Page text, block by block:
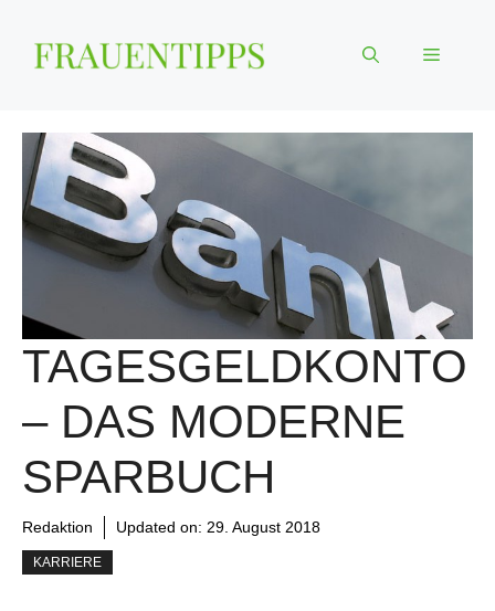
Inhalt
springen
Menü
TAGESGELDKONTO
– DAS MODERNE
SPARBUCH
Redaktion Updated on: 29. August 2018
KARRIERE